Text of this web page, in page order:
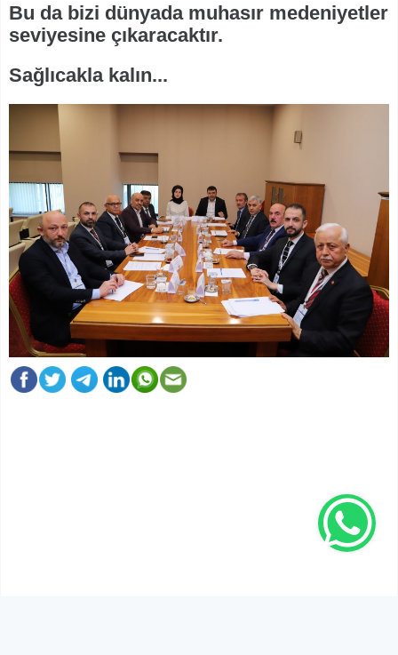
Bu da bizi dünyada muhasır medeniyetler
seviyesine çıkaracaktır.
Sağlıcakla kalın...